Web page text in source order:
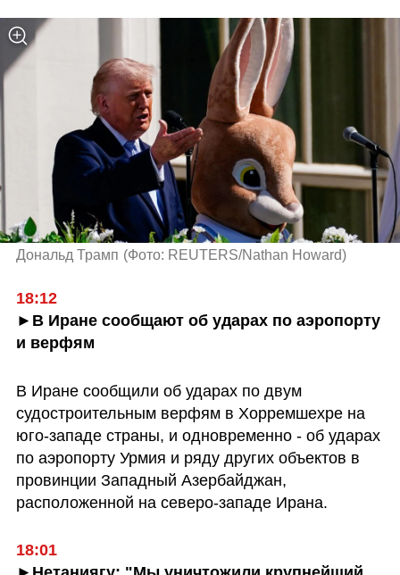
Дональд Трамп (Фото: REUTERS/Nathan Howard)
18:12
►В Иране сообщают об ударах по аэропорту
и верфям
В Иране сообщили об ударах по двум
судостроительным верфям в Хорремшехре на
юго-западе страны, и одновременно - об ударах
по аэропорту Урмия и ряду других объектов в
провинции Западный Азербайджан,
расположенной на северо-западе Ирана.
18:01